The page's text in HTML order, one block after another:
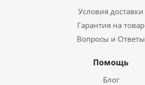
Условия доставки
Гарантия на товар
Вопросы и Ответы
Помощь
Блог